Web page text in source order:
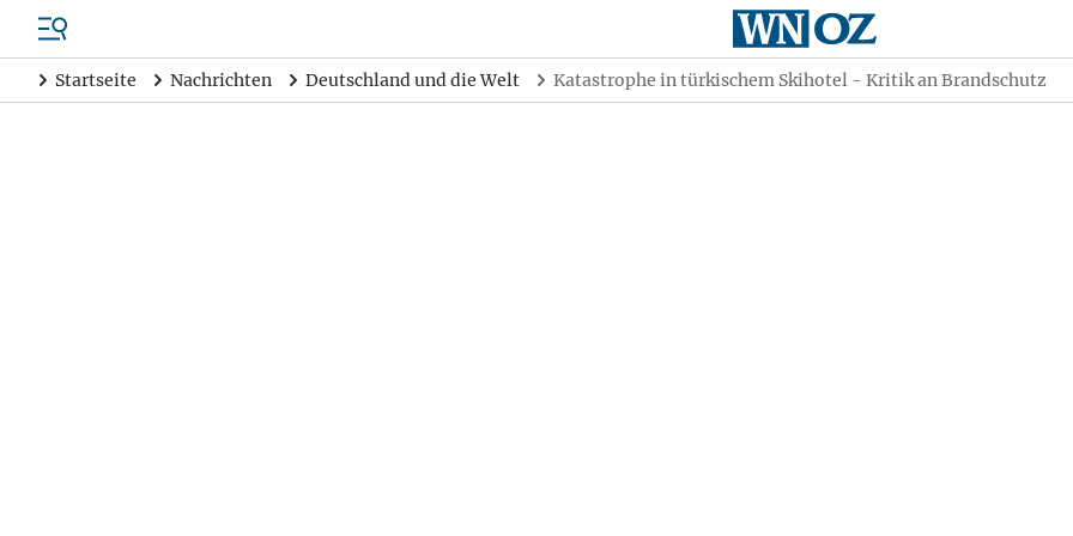
Startseite Nachrichten Deutschland und die Welt Katastrophe in türkischem Skihotel - Kritik an Brandschutz